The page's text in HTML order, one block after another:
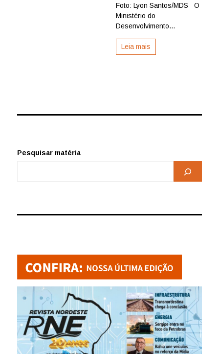
Foto: Lyon Santos/MDS O
Ministério do
Desenvolvimento...
Leia mais
Pesquisar matéria